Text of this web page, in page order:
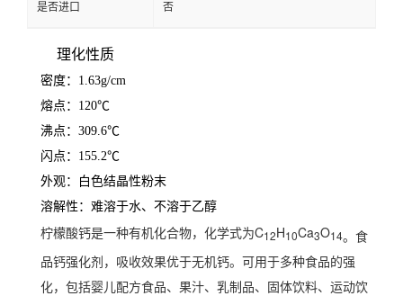
是否进口 否
理化性质
密度：1.63g/cm
熔点：120℃
沸点：309.6℃
闪点：155.2℃
外观：白色结晶性粉末
溶解性：难溶于水、不溶于乙醇
柠檬酸钙是一种有机化合物，化学式为C12H10Ca3O14。 食
品钙强化剂，吸收效果优于无机钙。可用于多种食品的强
化，包括婴儿配方食品、果汁、乳制品、固体饮料、运动饮